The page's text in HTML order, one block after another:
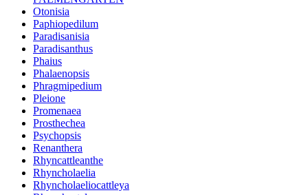
Otonisia
Paphiopedilum
Paradisanisia
Paradisanthus
Phaius
Phalaenopsis
Phragmipedium
Pleione
Promenaea
Prosthechea
Psychopsis
Renanthera
Rhyncattleanthe
Rhyncholaelia
Rhyncholaeliocattleya